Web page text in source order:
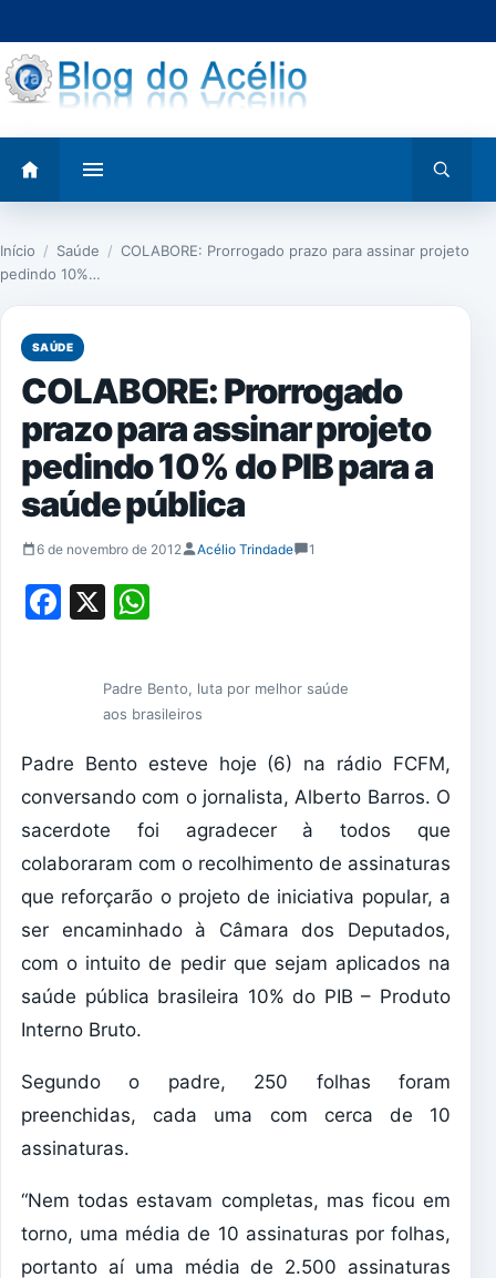
para
o
conteúdo
menu
busca
Início / Saúde / COLABORE: Prorrogado prazo para assinar projeto
pedindo 10%…
SAÚDE
COLABORE: Prorrogado
prazo para assinar projeto
pedindo 10% do PIB para a
saúde pública
6 de novembro de 2012 Acélio Trindade 1
Facebook
X
Padre Bento, luta por melhor saúde
aos brasileiros
Padre Bento esteve hoje (6) na rádio FCFM,
conversando com o jornalista, Alberto Barros. O
sacerdote foi agradecer à todos que
colaboraram com o recolhimento de assinaturas
que reforçarão o projeto de iniciativa popular, a
ser encaminhado à Câmara dos Deputados,
com o intuito de pedir que sejam aplicados na
saúde pública brasileira 10% do PIB – Produto
Interno Bruto.
Segundo o padre, 250 folhas foram
preenchidas, cada uma com cerca de 10
assinaturas.
“Nem todas estavam completas, mas ficou em
torno, uma média de 10 assinaturas por folhas,
portanto aí uma média de 2.500 assinaturas